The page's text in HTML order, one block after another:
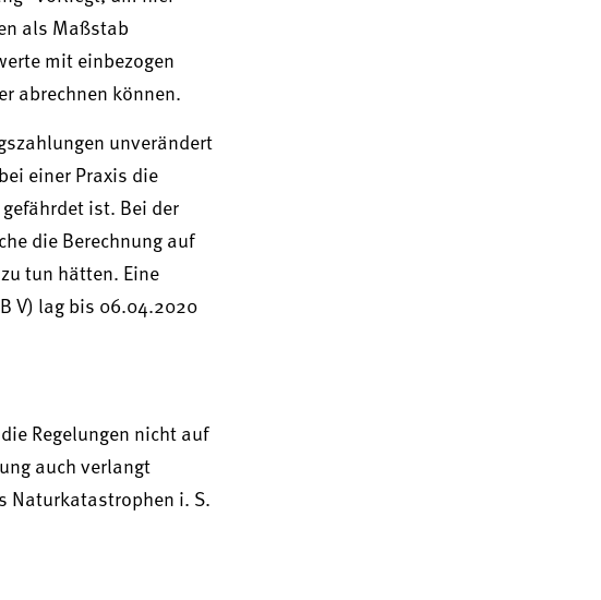
als Maßstab
mit einbezogen
abrechnen können.
unverändert
einer Praxis die
ist. Bei der
die Berechnung auf
tun hätten. Eine
V) lag bis 06.04.2020
Regelungen nicht auf
auch verlangt
Naturkatastrophen i. S.